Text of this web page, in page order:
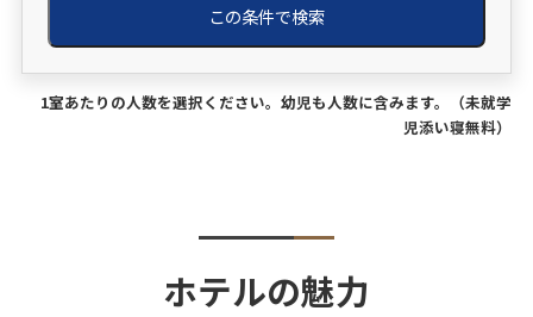
この条件で検索
1室あたりの人数を選択ください。幼児も人数に含みます。（未就学
児添い寝無料）
ホテルの魅力